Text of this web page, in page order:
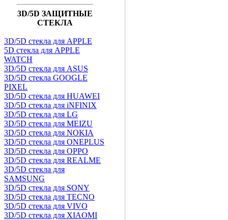
3D/5D ЗАЩИТНЫЕ
СТЕКЛА
3D/5D стекла для APPLE
5D стекла для APPLE
WATCH
3D/5D стекла для ASUS
3D/5D стекла GOOGLE
PIXEL
3D/5D стекла для HUAWEI
3D/5D стекла для iNFINIX
3D/5D стекла для LG
3D/5D стекла для MEIZU
3D/5D стекла для NOKIA
3D/5D стекла для ONEPLUS
3D/5D стекла для OPPO
3D/5D стекла для REALME
3D/5D стекла для
SAMSUNG
3D/5D стекла для SONY
3D/5D стекла для TECNO
3D/5D стекла для VIVO
3D/5D стекла для XIAOMI